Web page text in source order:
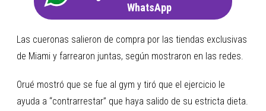
WhatsApp
Las cueronas salieron de compra por las tiendas exclusivas
de Miami y farrearon juntas, según mostraron en las redes.
Orué mostró que se fue al gym y tiró que el ejercicio le
ayuda a “contrarrestar” que haya salido de su estricta dieta.